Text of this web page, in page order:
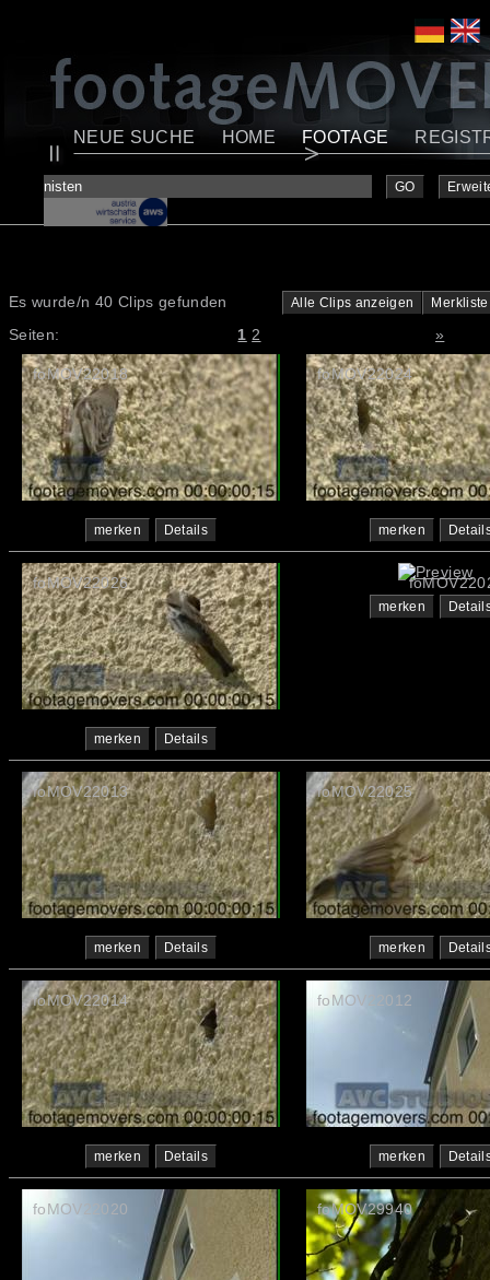
NEUE SUCHE HOME FOOTAGE
GO
Es wurde/n 40 Clips gefunden Alle Clips anzeigen Merkliste
Seiten: 1 2 »
foMOV22018
merken Details
foMOV22024
merken
foMOV22026
merken Details
merken
foMOV22013
merken Details
foMOV22025
merken
foMOV22014
merken Details
foMOV22012
merken
foMOV22020 foMOV29940